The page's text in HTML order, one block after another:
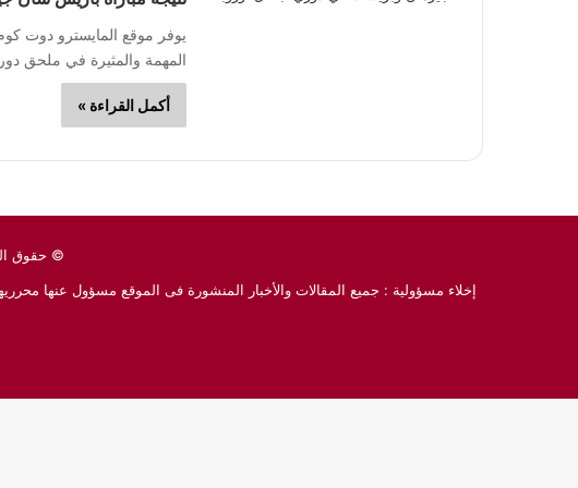
يوفر موقع المايسترو دوت
المهمة والمثيرة في ملحق
أكمل القراءة »
© حقوق النشر 2026، جميع الحقوق محفوظة لـموقع
إخلاء مسؤولية : جميع المقالات والأخبار المنشورة فى الموقع مسؤول عنها